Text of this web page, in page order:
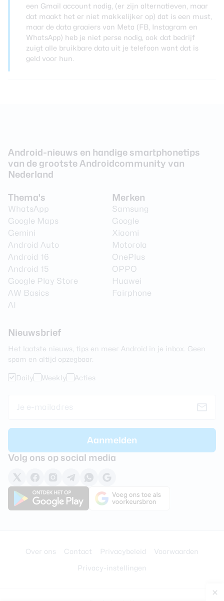
een Gmail account nodig, (er zijn alternatieven, maar
dat maakt het er niet makkelijker op) dat is een must,
maar de data graaiers van Meta (FB, Instagram en
WhatsApp) heb je niet perse nodig, ook dat bedrijf
zuigt alle bruikbare data uit je telefoon want dat is
geld voor hun.
Android-nieuws en handige smartphonetips
van de grootste Androidcommunity van
Nederland
Thema's
WhatsApp
Google Maps
Gemini
Android Auto
Android 16
Android 15
Google Play Store
AW Basics
AI
Merken
Samsung
Google
Xiaomi
Motorola
OnePlus
OPPO
Huawei
Fairphone
Nieuwsbrief
Het laatste nieuws, tips en meer Android in je inbox. Geen
spam en altijd opzegbaar.
Daily Weekly Acties
Volg ons op social media
Over ons Contact Privacybeleid
Voorwaarden
Privacy-instellingen